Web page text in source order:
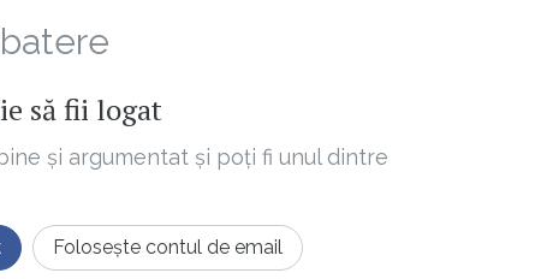
să fii logat
și argumentat și poți fi unul dintre
Folosește contul de email